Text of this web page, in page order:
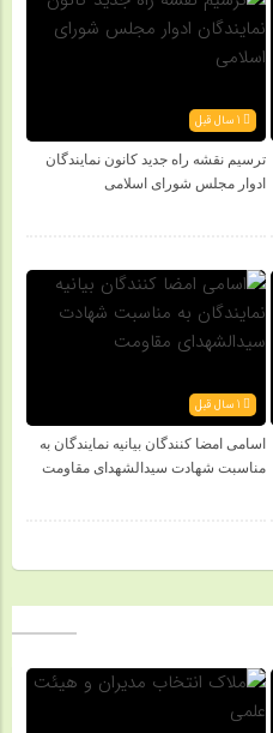
ترسیم نقشه راه جدید کانون نمایندگان
ادوار مجلس شورای اسلامی
اسامی امضا کنندگان بیانیه نمایندگان به
مناسبت شهادت سیدالشهدای مقاومت